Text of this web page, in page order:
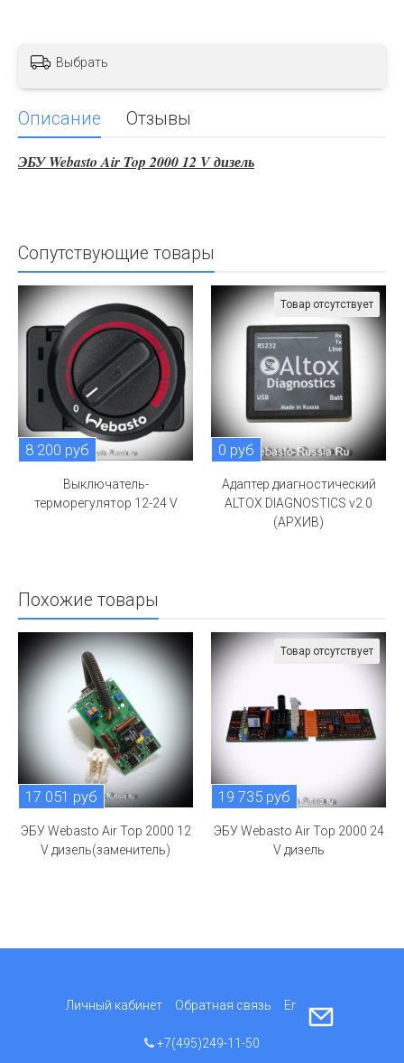
Выбрать
Описание Отзывы
ЭБУ Webasto Air Top 2000 12 V дизель
Сопутствующие товары
8 200 руб
Выключатель-
терморегулятор 12-24 V
Товар отсутствует
0 руб
Адаптер диагностический
ALTOX DIAGNOSTICS v2.0
(АРХИВ)
Похожие товары
17 051 руб
ЭБУ Webasto Air Top 2000 12
V дизель(заменитель)
Товар отсутствует
19 735 руб
ЭБУ Webasto Air Top 2000 24
V дизель
Личный кабинет Обратная связь English
+7(495)249-11-50